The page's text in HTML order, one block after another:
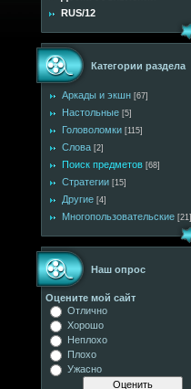
RUS/12
Категории раздела
Аркады и экшн [67]
Настольные [5]
Головоломки [115]
Слова [2]
Поиск предметов [68]
Стратегии [15]
Другие [4]
Многопользовательские [21]
Наш опрос
Оцените мой сайт
Отлично
Хорошо
Неплохо
Плохо
Ужасно